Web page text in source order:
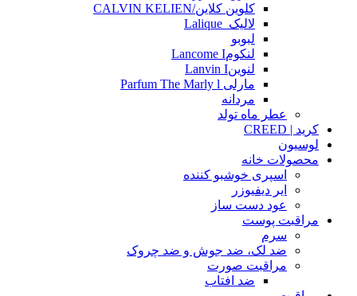
کلوین کلاین/CALVIN KELIEN
لالیک_Lalique
لبوبو
لنکومLancome I
لنوینLanvin I
مارلی Parfum The Marly l
مردانه
عطر ماه تولد
کرید | CREED
لوسیون
محصولات خانه
اسپری خوشبو کننده
ایر دیفیوزر
عود دست ساز
مراقبت پوست
سرم
ضد لک، ضد جوش و ضد چروک
مراقبت صورت
ضد افتاب